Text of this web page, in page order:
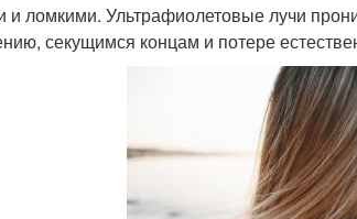
и ломкими. Ультрафиолетовые лучи
секущимся концам и потере